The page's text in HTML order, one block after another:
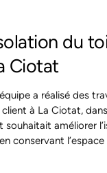
du
Ciotat
a réalisé des
à La Ciotat,
souhaitait améliorer
conservant